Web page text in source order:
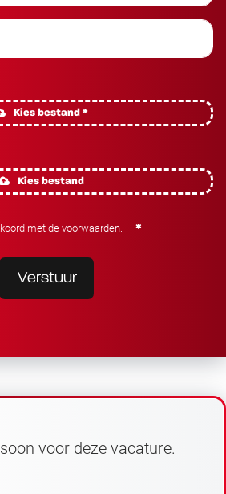
Kies bestand *
Kies bestand
met de voorwaarden
Verstuur
voor deze vacature.